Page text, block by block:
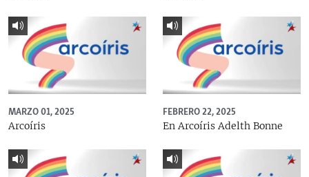
MARZO 01, 2025
Arcoíris
FEBRERO 22, 2025
En Arcoíris Adelth Bonne